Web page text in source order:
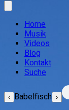
Home
Musik
Videos
Blog
Kontakt
Suche
‹ Babelfisch ›